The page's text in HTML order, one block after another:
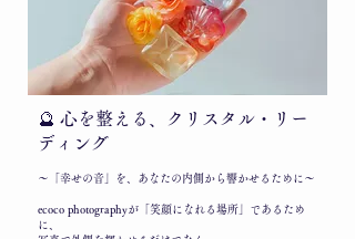
🔮 心を整える、クリスタル・リー
ディング
〜「幸せの音」を、あなたの内側から響かせるために〜
ecoco photographyが「笑顔になれる場所」であるため
に、